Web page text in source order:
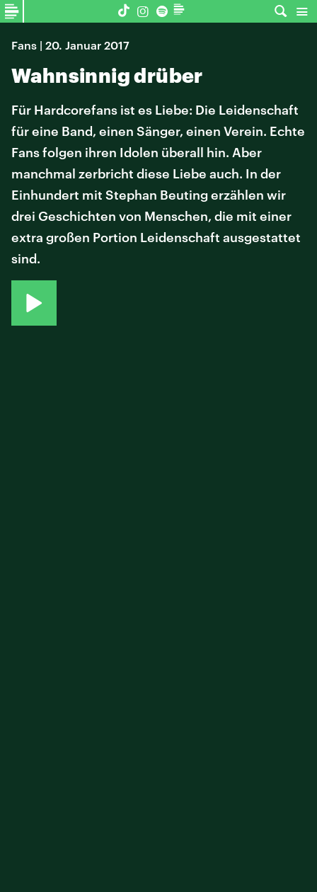
Fans | 20. Januar 2017
Wahnsinnig drüber
Für Hardcorefans ist es Liebe: Die Leidenschaft
für eine Band, einen Sänger, einen Verein. Echte
Fans folgen ihren Idolen überall hin. Aber
manchmal zerbricht diese Liebe auch. In der
Einhundert mit Stephan Beuting erzählen wir
drei Geschichten von Menschen, die mit einer
extra großen Portion Leidenschaft ausgestattet
sind.